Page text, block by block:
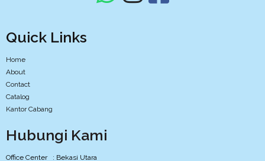
Quick Links
Home
About
Contact
Catalog
Kantor Cabang
Hubungi Kami
Office Center : Bekasi Utara